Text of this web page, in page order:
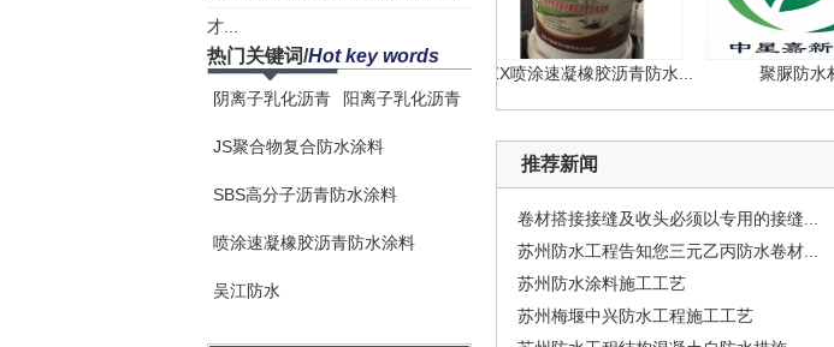
才...
热门关键词/Hot key words
阴离子乳化沥青 阳离子乳化沥青
JS聚合物复合防水涂料
SBS高分子沥青防水涂料
喷涂速凝橡胶沥青防水涂料
吴江防水
ZX高性能橡胶沥青防水涂... ZX喷涂速凝橡胶沥青防水... 聚脲防水材料
推荐新闻
卷材搭接接缝及收头必须以专用的接缝...
苏州防水工程告知您三元乙丙防水卷材...
苏州防水涂料施工工艺
苏州梅堰中兴防水工程施工工艺